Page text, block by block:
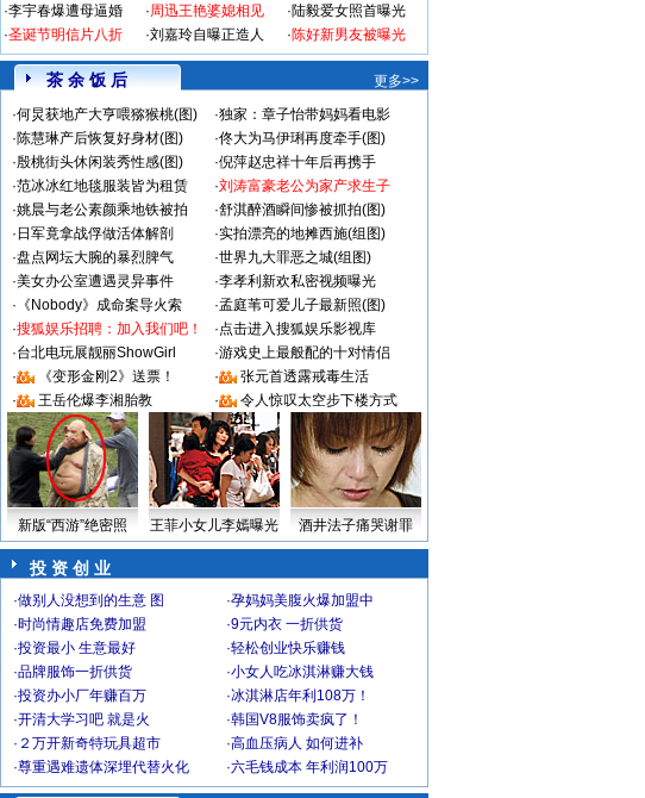
·李宇春爆遭母逼婚
·圣诞节明信片八折
·周迅王艳婆媳相见
·刘嘉玲自曝正造人
·陆毅爱女照首曝光
·陈好新男友被曝光
茶 余 饭 后
更多>>
·何炅获地产大亨喂猕猴桃(图) ·独家：章子怡带妈妈看电影
·陈慧琳产后恢复好身材(图) ·佟大为马伊琍再度牵手(图)
·殷桃街头休闲装秀性感(图) ·倪萍赵忠祥十年后再携手
·范冰冰红地毯服装皆为租赁 ·刘涛富豪老公为家产求生子
·姚晨与老公素颜乘地铁被拍 ·舒淇醉酒瞬间惨被抓拍(图)
· 日军竟拿战俘做活体解剖 ·实拍漂亮的地摊西施(组图)
·盘点网坛大腕的暴烈脾气 ·世界九大罪恶之城(组图)
·美女办公室遭遇灵异事件 ·李孝利新欢私密视频曝光
· 《Nobody》成命案导火索 ·孟庭苇可爱儿子最新照(图)
·搜狐娱乐招聘：加入我们吧！ ·点击进入搜狐娱乐影视库
·台北电玩展靓丽ShowGirl ·游戏史上最般配的十对情侣
·
《变形金刚2》送票！ ·
张元首透露戒毒生活
·
王岳伦爆李湘胎教 · 令人惊叹太空步下楼方式
新版“西游”绝密照 王菲小女儿李嫣曝光 酒井法子痛哭谢罪
投 资 创 业
·做别人没想到的生意 图 ·孕妈妈美腹火爆加盟中
·时尚情趣店免费加盟 ·9元内衣 一折供货
·投资最小 生意最好 ·轻松创业快乐赚钱
·品牌服饰一折供货 ·小女人吃冰淇淋赚大钱
·投资办小厂年赚百万 ·冰淇淋店年利108万！
·开清大学习吧 就是火 ·韩国V8服饰卖疯了！
· ２万开新奇特玩具超市 ·高血压病人 如何进补
·尊重遇难遗体深埋代替火化 ·六毛钱成本 年利润100万